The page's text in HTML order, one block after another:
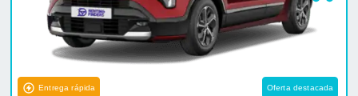
Entrega rápida Oferta destacada